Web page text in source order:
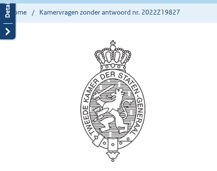
Home Kamervragen zonder antwoord nr. 2022Z19827